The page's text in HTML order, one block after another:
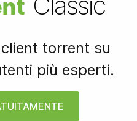
torrent su
più esperti.